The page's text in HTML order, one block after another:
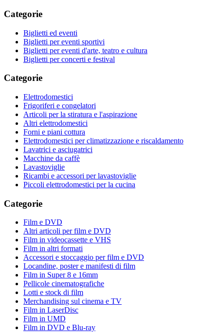
Categorie
Biglietti ed eventi
Biglietti per eventi sportivi
Biglietti per eventi d'arte, teatro e cultura
Biglietti per concerti e festival
Categorie
Elettrodomestici
Frigoriferi e congelatori
Articoli per la stiratura e l'aspirazione
Altri elettrodomestici
Forni e piani cottura
Elettrodomestici per climatizzazione e riscaldamento
Lavatrici e asciugatrici
Macchine da caffè
Lavastoviglie
Ricambi e accessori per lavastoviglie
Piccoli elettrodomestici per la cucina
Categorie
Film e DVD
Altri articoli per film e DVD
Film in videocassette e VHS
Film in altri formati
Accessori e stoccaggio per film e DVD
Locandine, poster e manifesti di film
Film in Super 8 e 16mm
Pellicole cinematografiche
Lotti e stock di film
Merchandising sul cinema e TV
Film in LaserDisc
Film in UMD
Film in DVD e Blu-ray